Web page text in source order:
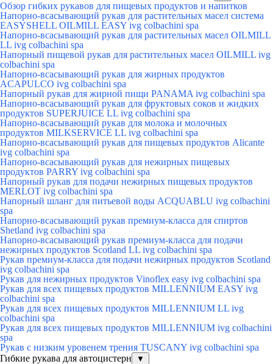
Обзор гибких рукавов для пищевых продуктов и напитков
Напорно-всасывающий рукав для растительных масел система
EASYSHELL OILMILL EASY ivg colbachini spa
Напорно-всасывающий рукав для растительных масел OILMILL
LL ivg colbachini spa
Напорный пищевой рукав для растительных масел OILMILL ivg
colbachini spa
Напорно-всасывающий рукав для жирных продуктов
ACAPULCO ivg colbachini spa
Напорный рукав для жирной пищи PANAMA ivg colbachini spa
Напорно-всасывающий рукав для фруктовых соков и жидких
продуктов SUPERJUICE LL ivg colbachini spa
Напорно-всасывающий рукав для молока и молочных
продуктов MILKSERVICE LL ivg colbachini spa
Напорно-всасывающий рукав для пищевых продуктов Alicante
ivg colbachini spa
Напорно-всасывающий рукав для нежирных пищевых
продуктов PARRY ivg colbachini spa
Напорный рукав для подачи нежирных пищевых продуктов
MERLOT ivg colbachini spa
Напорный шланг для питьевой воды ACQUABLU ivg colbachini
spa
Напорно-всасывающий рукав премиум-класса для спиртов
Shetland ivg colbachini spa
Напорно-всасывающий рукав премиум-класса для подачи
нежирных продуктов Scotland LL ivg colbachini spa
Рукав премиум-класса для подачи нежирных продуктов Scotland
ivg colbachini spa
Рукав для нежирных продуктов Vinoflex easy ivg colbachini spa
Рукав для всех пищевых продуктов MILLENNIUM EASY ivg
colbachini spa
Рукав для всех пищевых продуктов MILLENNIUM LL ivg
colbachini spa
Рукав для всех пищевых продуктов MILLENNIUM ivg colbachini
spa
Рукав с низким уровенем трения TUSCANY ivg colbachini spa
Гибкие рукава для автоцистерн
▼